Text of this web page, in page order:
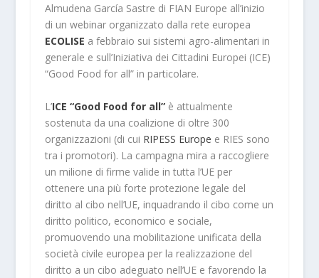
Almudena García Sastre di FIAN Europe all’inizio
di un webinar organizzato dalla rete europea
ECOLISE a febbraio sui sistemi agro-alimentari in
generale e sull’Iniziativa dei Cittadini Europei (ICE)
“Good Food for all” in particolare.
L’ICE “Good Food for all” è attualmente
sostenuta da una coalizione di oltre 300
organizzazioni (di cui RIPESS Europe e RIES sono
tra i promotori). La campagna mira a raccogliere
un milione di firme valide in tutta l’UE per
ottenere una più forte protezione legale del
diritto al cibo nell’UE, inquadrando il cibo come un
diritto politico, economico e sociale,
promuovendo una mobilitazione unificata della
società civile europea per la realizzazione del
diritto a un cibo adeguato nell’UE e favorendo la